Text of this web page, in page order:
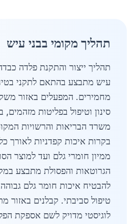
תהליך מקומי בבני עיש
תהליך ייצור והתקנת פלדה
עיש מתבצע בהתאם לתקני
מחמירים. המפעלים באזור
סינון וטיפול בפליטות
משרד הבריאות והרשויות
בקרות איכות קפדניות לאורך
ממיון חומרי גלם ועד למוצר
הגרוטאות והפסולת מתבצע
להבטיח איכות חומר גלם
טיפול סביבתי. קבלנים באזור
לוגיסטי מדויק לשם אספקת